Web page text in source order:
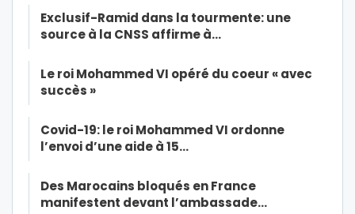
Exclusif-Ramid dans la tourmente: une
source à la CNSS affirme à…
Le roi Mohammed VI opéré du coeur « avec
succès »
Covid-19: le roi Mohammed VI ordonne
l’envoi d’une aide à 15…
Des Marocains bloqués en France
manifestent devant l’ambassade…